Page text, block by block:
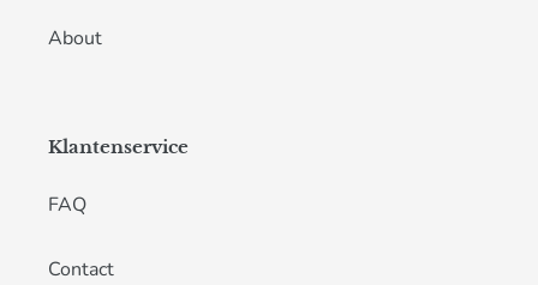
About
Klantenservice
FAQ
Contact